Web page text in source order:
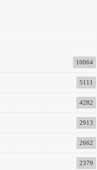
10064
5111
4282
2913
2662
2379